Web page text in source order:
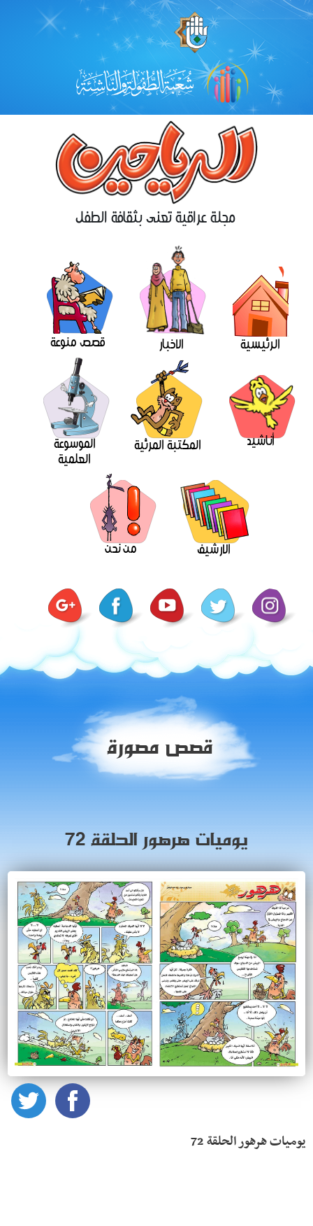
مجلة عراقية تعنى بثقافة الطفل
الرئيسية الاخبار قصص منوعة
أناشيد المكتبة المرئية الموسوعة
العلمية
الارشيف من نحن
قصص مصورة
يوميات هرهور الحلقة 72
يوميات هرهور الحلقة 72